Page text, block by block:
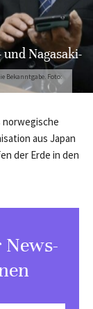
Bekanntgabe. Foto:
Nagasaki-
aus Japan
der Erde in den